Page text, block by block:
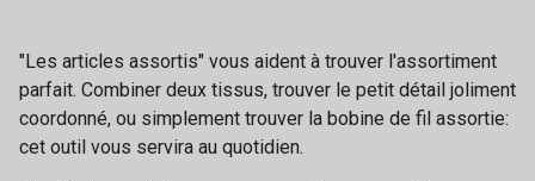
660 - Turquoise-2 460 - Deep pink-2
"Les articles assortis" vous aident à trouver l'assortiment
parfait. Combiner deux tissus, trouver le petit détail joliment
coordonné, ou simplement trouver la bobine de fil assortie:
cet outil vous servira au quotidien.